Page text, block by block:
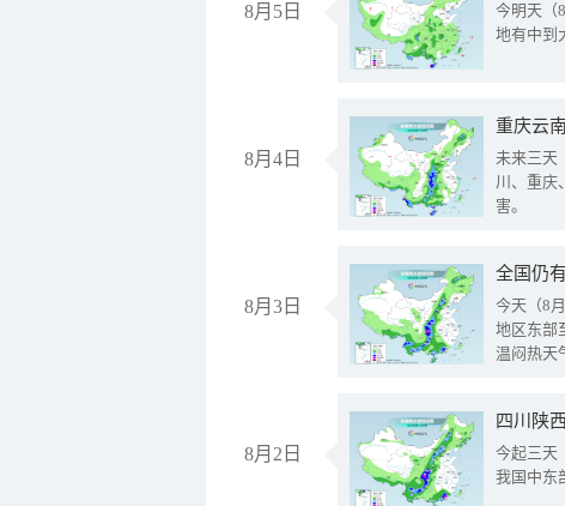
8月5日
今明天（
地有中到
8月4日
重庆云
未来三天
川、重庆
害。
8月3日
全国仍
今天（8
地区东部
温闷热天
8月2日
今起三天
我国中东